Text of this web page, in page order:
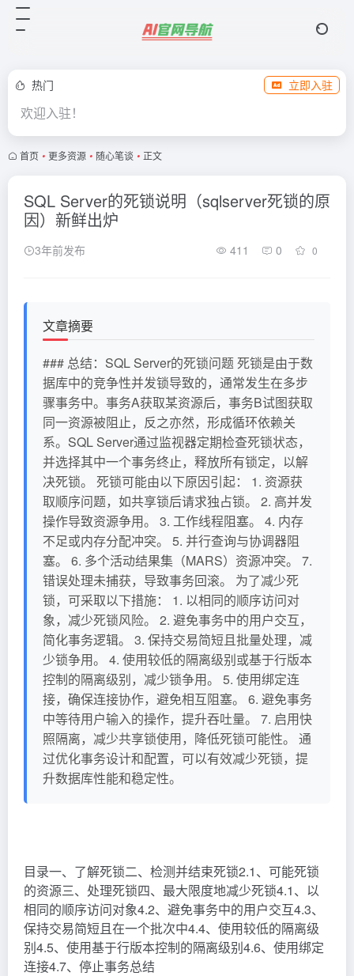
热门 立即入驻
欢迎入驻！
首页 • 更多资源 • 随心笔谈 • 正文
SQL Server的死锁说明（sqlserver死锁的原
因）新鲜出炉
3年前发布 411 0 0
文章摘要
### 总结：SQL Server的死锁问题 死锁是由于数
据库中的竞争性并发锁导致的，通常发生在多步
骤事务中。事务A获取某资源后，事务B试图获取
同一资源被阻止，反之亦然，形成循环依赖关
系。SQL Server通过监视器定期检查死锁状态，
并选择其中一个事务终止，释放所有锁定，以解
决死锁。 死锁可能由以下原因引起： 1. 资源获
取顺序问题，如共享锁后请求独占锁。 2. 高并发
操作导致资源争用。 3. 工作线程阻塞。 4. 内存
不足或内存分配冲突。 5. 并行查询与协调器阻
塞。 6. 多个活动结果集（MARS）资源冲突。 7.
错误处理未捕获，导致事务回滚。 为了减少死
锁，可采取以下措施： 1. 以相同的顺序访问对
象，减少死锁风险。 2. 避免事务中的用户交互，
简化事务逻辑。 3. 保持交易简短且批量处理，减
少锁争用。 4. 使用较低的隔离级别或基于行版本
控制的隔离级别，减少锁争用。 5. 使用绑定连
接，确保连接协作，避免相互阻塞。 6. 避免事务
中等待用户输入的操作，提升吞吐量。 7. 启用快
照隔离，减少共享锁使用，降低死锁可能性。 通
过优化事务设计和配置，可以有效减少死锁，提
升数据库性能和稳定性。
目录一、了解死锁二、检测并结束死锁2.1、可能死锁
的资源三、处理死锁四、最大限度地减少死锁4.1、以
相同的顺序访问对象4.2、避免事务中的用户交互4.3、
保持交易简短且在一个批次中4.4、使用较低的隔离级
别4.5、使用基于行版本控制的隔离级别4.6、使用绑定
连接4.7、停止事务总结